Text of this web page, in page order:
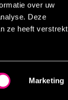
over uw
Deze
ze heeft verstrekt
Marketing